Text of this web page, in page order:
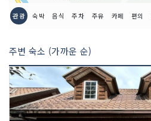
관광 숙박 음식 주차 주유 카페 편의
주변 숙소 (가까운 순)